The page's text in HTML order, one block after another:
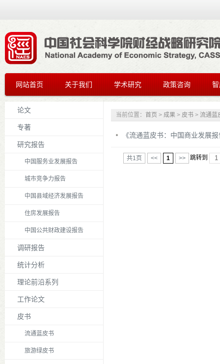
网站首页 关于我们 学术研究 政策咨询
论文
专著
研究报告
中国服务业发展报告
城市竞争力报告
中国县域经济发展报告
住房发展报告
中国公共财政建设报告
调研报告
统计分析
理论前沿系列
工作论文
皮书
流通蓝皮书
旅游绿皮书
当前位置： 首页 > 成果 > 皮书 > 流通蓝
《流通蓝皮书：中国商业发展
共1页 << 1 >> 跳转到